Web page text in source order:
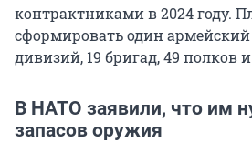
контрактниками в 2024 году.
сформировать один армейский
дивизий, 19 бригад, 49 полков
В НАТО заявили, что им
запасов оружия